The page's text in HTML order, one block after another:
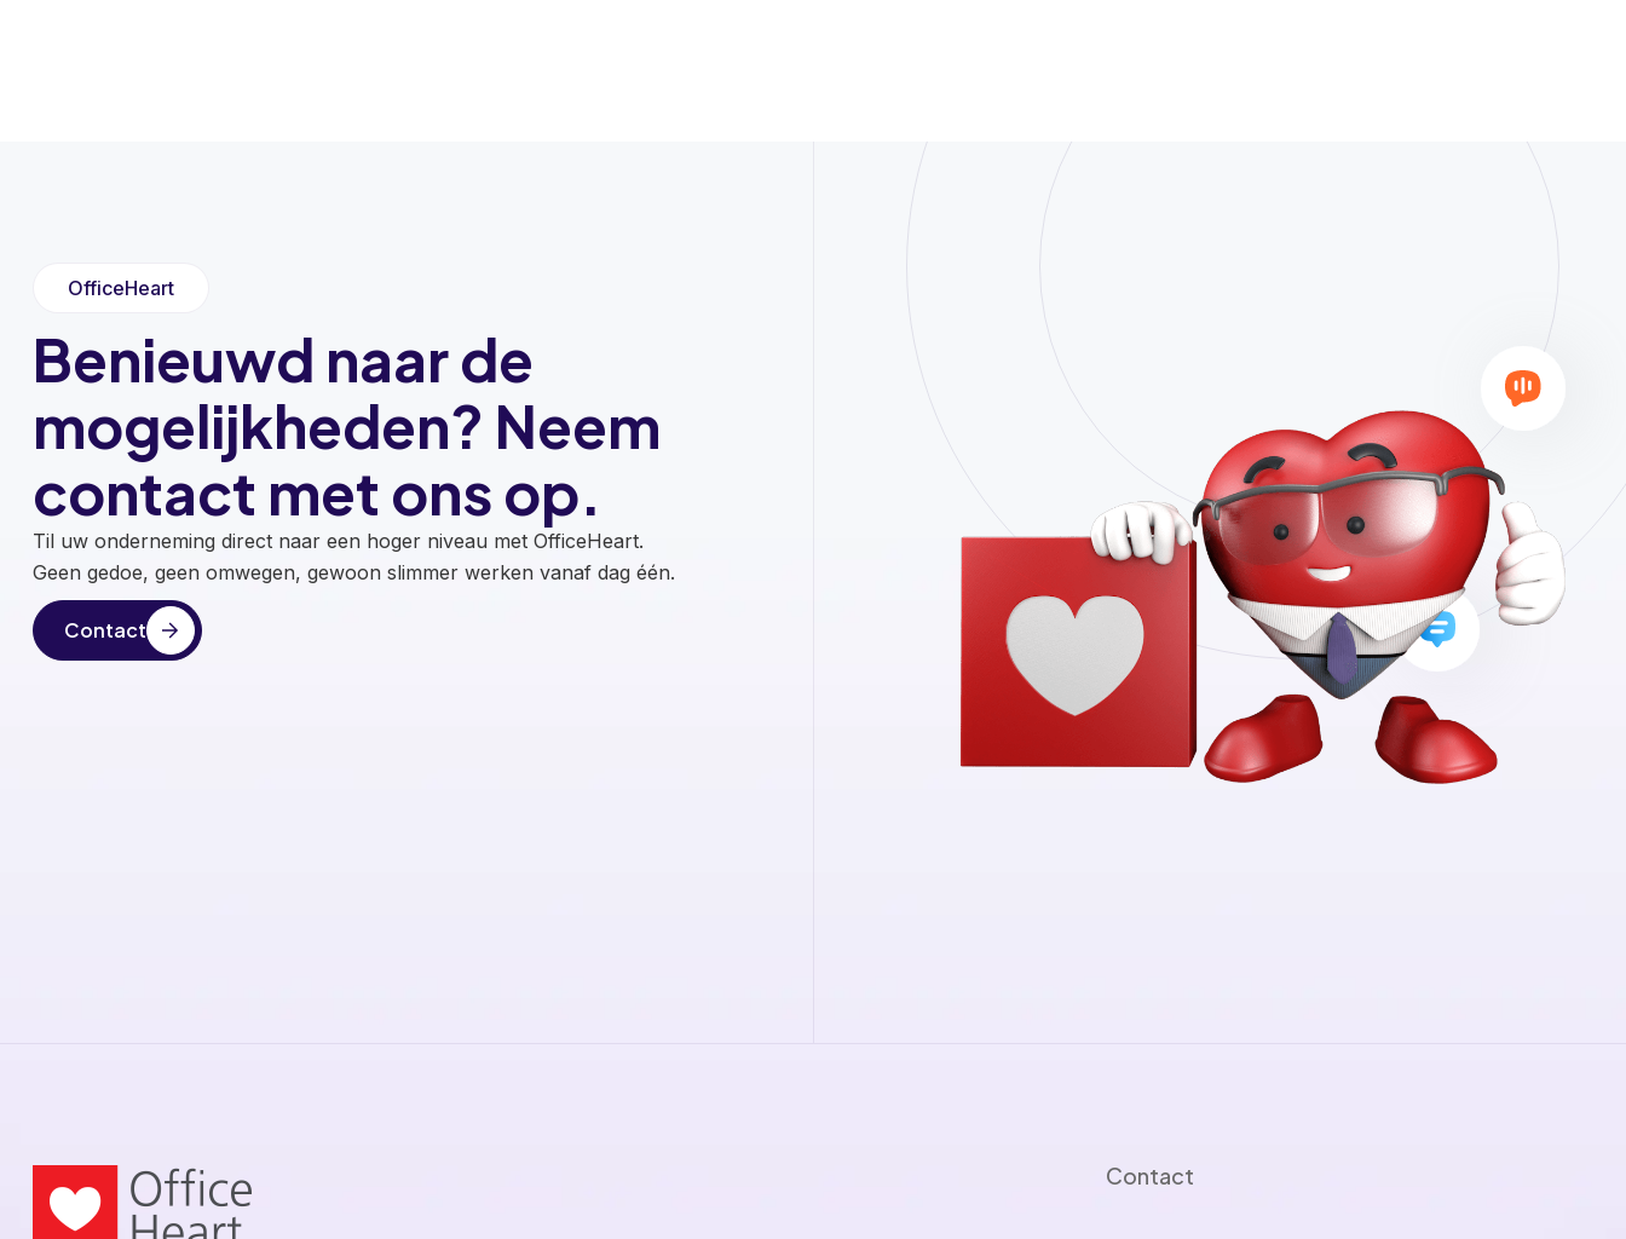
OfficeHeart
Benieuwd naar de
mogelijkheden? Neem
contact met ons op.
Til uw onderneming direct naar een hoger niveau met OfficeHeart.
Geen gedoe, geen omwegen, gewoon slimmer werken vanaf dag één.
Contact
Contact